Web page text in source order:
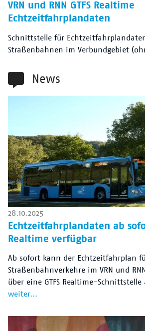
VRN und RNN GTFS Realtime
Echtzeitfahrplandaten
Schnittstelle für
Straßenbahnen im Verbundgebiet
News
28.10.2025
Echtzeitfahrplandaten ab
Realtime verfügbar
Ab sofort kann der Echtzeitfahrplan
Straßenbahnverkehre im VRN und
über eine GTFS Realtime-
weiter...